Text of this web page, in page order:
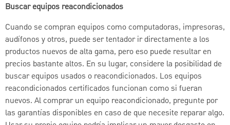
Buscar equipos reacondicionados
Cuando se compran equipos como computadoras, impresoras,
audífonos y otros, puede ser tentador ir directamente a los
productos nuevos de alta gama, pero eso puede resultar en
precios bastante altos. En su lugar, considere la posibilidad de
buscar equipos usados o reacondicionados. Los equipos
reacondicionados certificados funcionan como si fueran
nuevos. Al comprar un equipo reacondicionado, pregunte por
las garantías disponibles en caso de que necesite reparar algo.